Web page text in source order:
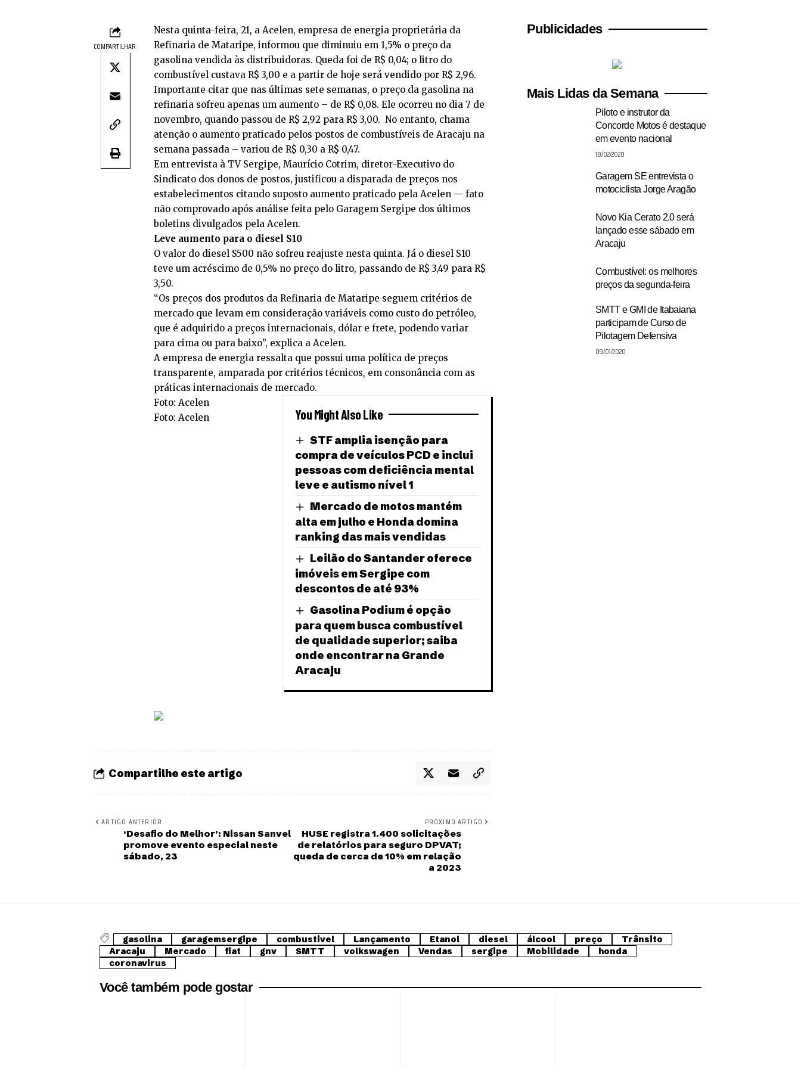
COMPARTILHAR
Nesta quinta-feira, 21, a Acelen, empresa de energia proprietária da
Refinaria de Mataripe, informou que diminuiu em 1,5% o preço da
gasolina vendida às distribuidoras. Queda foi de R$ 0,04; o litro do
combustível custava R$ 3,00 e a partir de hoje será vendido por R$ 2,96.
Importante citar que nas últimas sete semanas, o preço da gasolina na
refinaria sofreu apenas um aumento – de R$ 0,08. Ele ocorreu no dia 7 de
novembro, quando passou de R$ 2,92 para R$ 3,00. No entanto, chama
atenção o aumento praticado pelos postos de combustíveis de Aracaju na
semana passada – variou de R$ 0,30 a R$ 0,47.
Em entrevista à TV Sergipe, Maurício Cotrim, diretor-Executivo do
Sindicato dos donos de postos, justificou a disparada de preços nos
estabelecimentos citando suposto aumento praticado pela Acelen — fato
não comprovado após análise feita pelo Garagem Sergipe dos últimos
boletins divulgados pela Acelen.
Leve aumento para o diesel S10
O valor do diesel S500 não sofreu reajuste nesta quinta. Já o diesel S10
teve um acréscimo de 0,5% no preço do litro, passando de R$ 3,49 para R$
3,50.
“Os preços dos produtos da Refinaria de Mataripe seguem critérios de
mercado que levam em consideração variáveis como custo do petróleo,
que é adquirido a preços internacionais, dólar e frete, podendo variar
para cima ou para baixo”, explica a Acelen.
A empresa de energia ressalta que possui uma política de preços
transparente, amparada por critérios técnicos, em consonância com as
práticas internacionais de mercado.
You Might Also Like
STF amplia isenção para
compra de veículos PCD e inclui
pessoas com deficiência mental
leve e autismo nível 1
Mercado de motos mantém
alta em julho e Honda domina
ranking das mais vendidas
Leilão do Santander oferece
imóveis em Sergipe com
descontos de até 93%
Gasolina Podium é opção
para quem busca combustível
de qualidade superior; saiba
onde encontrar na Grande
Aracaju
Foto: Acelen
Foto: Acelen
Compartilhe este artigo
ARTIGO ANTERIOR
‘Desafio do Melhor’: Nissan Sanvel
promove evento especial neste
sábado, 23
PRÓXIMO ARTIGO
HUSE registra 1.400 solicitações
de relatórios para seguro DPVAT;
queda de cerca de 10% em relação
a 2023
Publicidades
Mais Lidas da Semana
Piloto e instrutor da
Concorde Motos é destaque
em evento nacional
18/02/2020
Garagem SE entrevista o
motociclista Jorge Aragão
Novo Kia Cerato 2.0 será
lançado esse sábado em
Aracaju
Combustível: os melhores
preços da segunda-feira
SMTT e GMI de Itabaiana
participam de Curso de
Pilotagem Defensiva
09/01/2020
gasolina garagemsergipe combustivel Lançamento Etanol diesel álcool preço
Trânsito
Aracaju
Mercado fiat gnv SMTT volkswagen Vendas sergipe Mobilidade
honda
coronavirus
Você também pode gostar